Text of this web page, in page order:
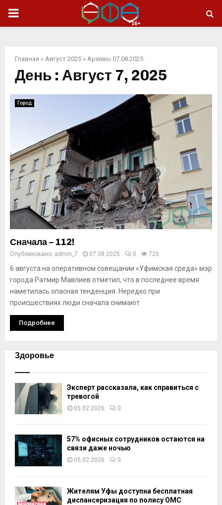
ОСНОВНОЕ
Главная » Август 2025 » Архивы 07.08.2025
День : Август 7, 2025
Город
Сначала – 112!
Опубликовано: admin_7 07.08.2025 0 725
6 августа на оперативном совещании «Уфимская среда» мэр
города Ратмир Мавлиев отметил, что в последнее время
наметилась опасная тенденция. Нередко при
происшествиях люди сначала снимают
Подробнее
Здоровье
Эксперт рассказала, как справиться с
тревогой
05.02.2026 0
57% офисных сотрудников остаются на
связи даже ночью
05.02.2026 0
Жителям Уфы доступна бесплатная
диспансеризация по полису ОМС